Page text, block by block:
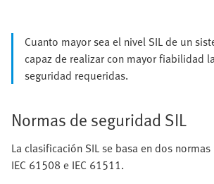
Cuanto mayor sea el nivel SIL de un
capaz de realizar con mayor fiabilidad
seguridad requeridas.
Normas de seguridad SIL
La clasificación SIL se basa en dos
IEC 61508 e IEC 61511.